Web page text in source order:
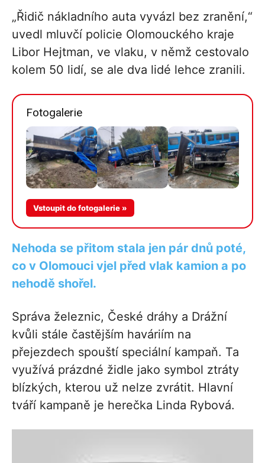
„Řidič nákladního auta vyvázl bez zranění,“
uvedl mluvčí policie Olomouckého kraje
Libor Hejtman, ve vlaku, v němž cestovalo
kolem 50 lidí, se ale dva lidé lehce zranili.
Fotogalerie
Vstoupit do fotogalerie »
Nehoda se přitom stala jen pár dnů poté,
co v Olomouci vjel před vlak kamion a po
nehodě shořel.
Správa železnic, České dráhy a Drážní
kvůli stále častějším haváriím na
přejezdech spouští speciální kampaň. Ta
využívá prázdné židle jako symbol ztráty
blízkých, kterou už nelze zvrátit. Hlavní
tváří kampaně je herečka Linda Rybová.